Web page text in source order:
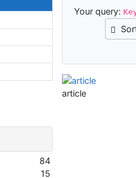
Your query:
article
84
15